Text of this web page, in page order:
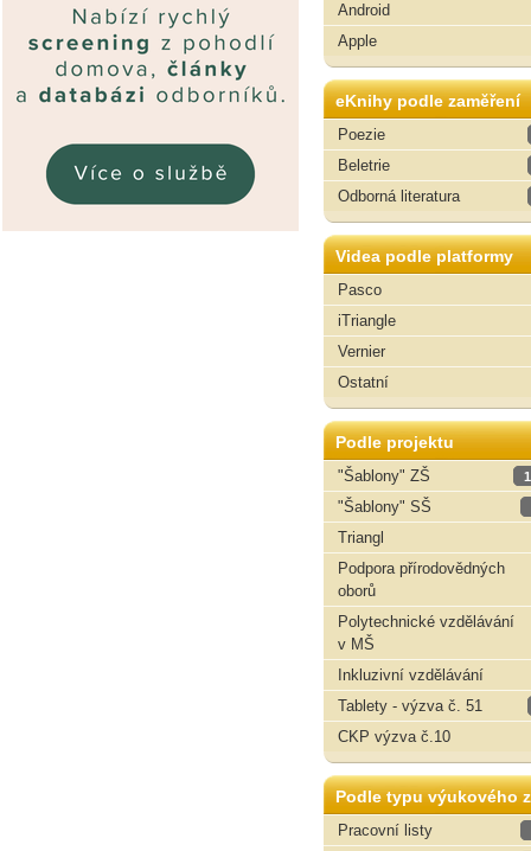
Android
Apple
eKnihy podle zaměření
Poezie
Beletrie
Odborná literatura
Videa podle platformy
Pasco
iTriangle
Vernier
Ostatní
Podle projektu
"Šablony" ZŠ
"Šablony" SŠ
Triangl
Podpora přírodovědných
oborů
Polytechnické vzdělávání
v MŠ
Inkluzivní vzdělávání
Tablety - výzva č. 51
CKP výzva č.10
Podle typu výukového
Pracovní listy